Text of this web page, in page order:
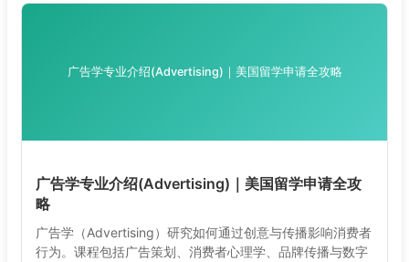
广告学专业介绍(Advertising)｜美国留学申请全攻略
广告学专业介绍(Advertising)｜美国留学申请全攻
略
广告学（Advertising）研究如何通过创意与传播影响消费者
行为。课程包括广告策划、消费者心理学、品牌传播与数字